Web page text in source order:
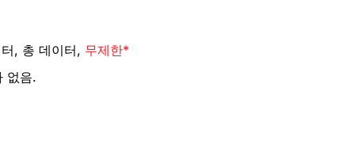
, 총 데이터, 무제한*
없음.